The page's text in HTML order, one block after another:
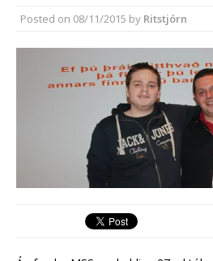
Posted on 08/11/2015 by Ritstjórn